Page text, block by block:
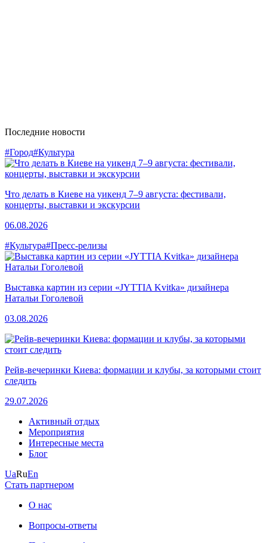
Последние новости
#Город#Культура
Что делать в Киеве на уикенд 7–9 августа: фестивали,
концерты, выставки и экскурсии
06.08.2026
#Культура#Пресс-релизы
Выставка картин из серии «JYTTIA Kvitka» дизайнера
Натальи Гоголевой
03.08.2026
Рейв-вечеринки Киева: формации и клубы, за которыми стоит
следить
29.07.2026
Активный отдых
Мероприятия
Интересные места
Блог
UaRuEn
Стать партнером
О нас
Вопросы-ответы